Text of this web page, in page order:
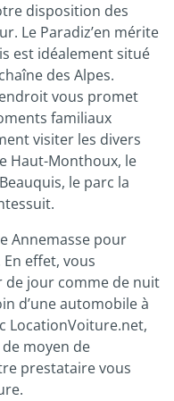
disposition des
Le Paradiz’en mérite
est idéalement situé
des Alpes.
vous promet
familiaux
visiter les divers
Haut-Monthoux, le
le parc la
Annemasse pour
effet, vous
de jour comme de nuit
d’une automobile à
LocationVoiture.net,
moyen de
prestataire vous